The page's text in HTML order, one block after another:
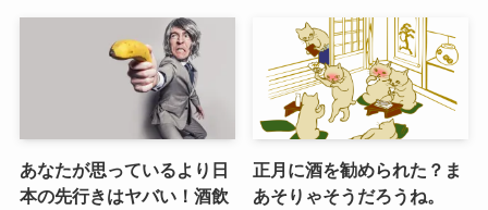
あなたが思っているより日
本の先行きはヤバい！酒飲
正月に酒を勧められた？ま
あそりゃそうだろうね。